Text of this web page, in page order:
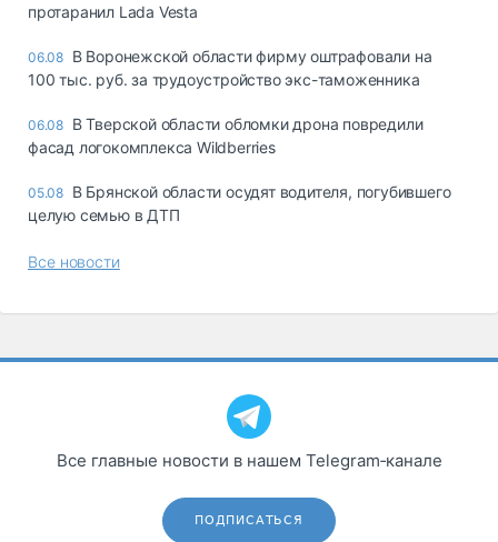
протаранил Lada Vesta
06.08 В Воронежской области фирму оштрафовали на
100 тыс. руб. за трудоустройство экс-таможенника
06.08 В Тверской области обломки дрона повредили
фасад логокомплекса Wildberries
05.08 В Брянской области осудят водителя, погубившего
целую семью в ДТП
Все новости
Все главные новости в нашем Telegram‑канале
ПОДПИСАТЬСЯ